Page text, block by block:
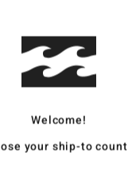
On Island Time
4-way stretch
flessibile e resistente
Welcome!
your ship-to